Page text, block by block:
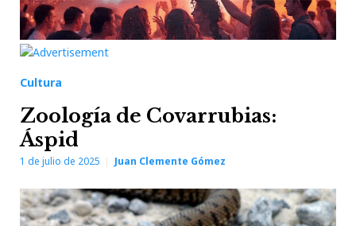
Cultura
Zoología de Covarrubias:
Áspid
1 de julio de 2025 Juan Clemente Gómez